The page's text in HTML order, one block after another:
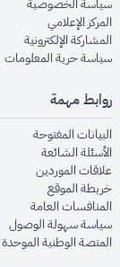
سياسة الخصوصية
المركز الإعلاميwindow
المشاركة الإلكترونية
سياسة حرية المعلومات
روابط مهمة
البيانات المفتوحة
الأسئلة الشائعة
علاقات الموردين
خريطة الموقعwindow
المنافسات العامة
سياسة سهولة الوصول
المنصة الوطنية